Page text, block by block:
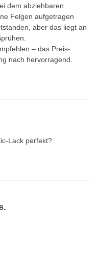
dem abziehbaren
Felgen aufgetragen
aber das liegt an
– das Preis-
nach hervorragend.
Lack perfekt?